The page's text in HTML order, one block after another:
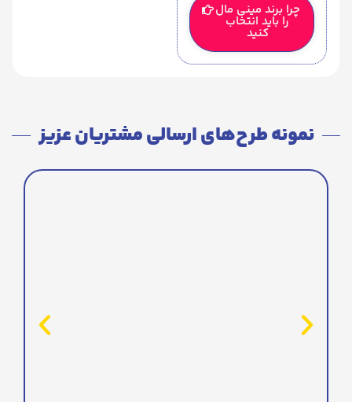
چرا برند مینی مال
را باید انتخاب
کنید
نمونه طرح‌های ارسالی مشتریان عزیز